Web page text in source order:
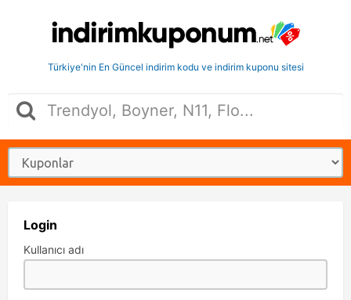
Türkiye'nin En Güncel indirim kodu ve indirim kuponu sitesi
Login
Kullanıcı adı